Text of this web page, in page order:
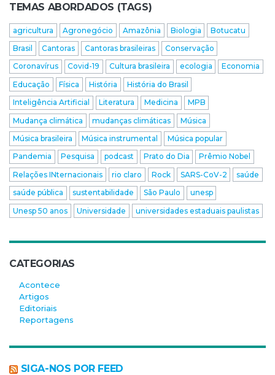
TEMAS ABORDADOS (TAGS)
agricultura Agronegócio Amazônia Biologia
Botucatu
Brasil
Cantoras Cantoras brasileiras
Conservação
Coronavírus
Covid-19 Cultura brasileira ecologia
Economia
Educação
Física História
História do Brasil
Inteligência Artificial
Literatura Medicina
MPB
Mudança climática
mudanças climáticas
Música
Música brasileira
Música instrumental
Música popular
Pandemia
Pesquisa podcast Prato do Dia
Prêmio Nobel
Relações INternacionais
rio claro Rock SARS-CoV-2
saúde
saúde pública
sustentabilidade São Paulo
unesp
Unesp 50 anos
Universidade universidades estaduais paulistas
CATEGORIAS
Acontece
Artigos
Editoriais
Reportagens
SIGA-NOS POR FEED